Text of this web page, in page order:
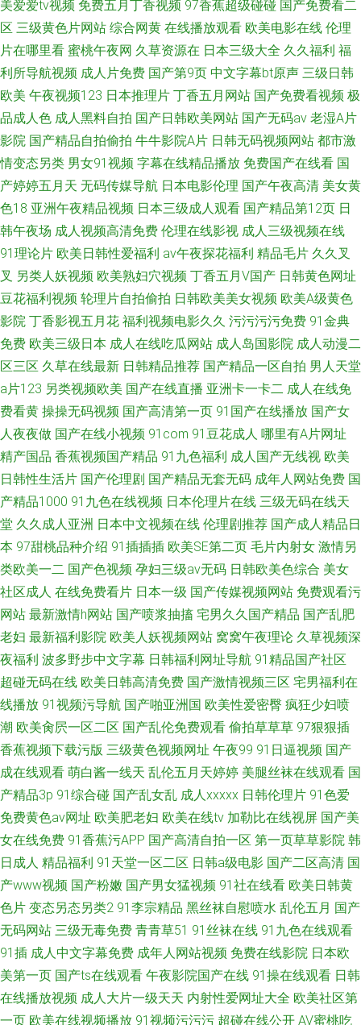
美爱爱tv视频 免费五月丁香视频 97香蕉超级碰碰 国产免费看二
区 三级黄色片网站 综合网黄 在线播放观看 欧美电影在线 伦理
片在哪里看 蜜桃午夜网 久草资源在 日本三级大全 久久福利 福
利所导航视频 成人片免费 国产第9页 中文字幕bt原声 三级日韩
欧美 午夜视频123 日本推理片 丁香五月网站 国产免费看视频 极
品成人色 成人黑料自拍 国产日韩欧美网站 国产无码av 老湿A片
影院 国产精品自拍偷拍 牛牛影院A片 日韩无码视频网站 都市激
情变态另类 男女91视频 字幕在线精品播放 免费国产在线看 国
产婷婷五月天 无码传媒导航 日本电影伦理 国产午夜高清 美女黄
色18 亚洲午夜精品视频 日本三级成人观看 国产精品第12页 日
韩午夜场 成人视频高清免费 伦理在线影视 成人三级视频在线
91理论片 欧美日韩性爱福利 av午夜探花福利 精品毛片 久久叉
叉 另类人妖视频 欧美熟妇穴视频 丁香五月V国产 日韩黄色网址
豆花福利视频 轮理片自拍偷拍 日韩欧美美女视频 欧美A级黄色
影院 丁香影视五月花 福利视频电影久久 污污污污免费 91金典
免费 欧美三级日本 成人在线吃瓜网站 成人岛国影院 成人动漫二
区三区 久草在线最新 日韩精品推荐 国产精品一区自拍 男人天堂
a片123 另类视频欧美 国产在线直播 亚洲卡一卡二 成人在线免
费看黄 操操无码视频 国产高清第一页 91国产在线播放 国产女
人夜夜做 国产在线小视频 91com 91豆花成人 哪里有A片网址
精产国品 香蕉视频国产精品 91九色福利 成人国产无线视 欧美
日韩性生活片 国产伦理剧 国产精品无套无码 成年人网站免费 国
产精品1000 91九色在线视频 日本伦理片在线 三级无码在线天
堂 久久成人亚洲 日本中文视频在线 伦理剧推荐 国产成人精品日
本 97甜桃品种介绍 91插插插 欧美SE第二页 毛片内射女 激情另
类欧美一二 国产色视频 孕妇三级av无码 日韩欧美色综合 美女
社区成人 在线免费看片 日本一级 国产传媒视频网站 免费观看污
网站 最新激情h网站 国产喷浆抽搐 宅男久久国产精品 国产乱肥
老妇 最新福利影院 欧美人妖视频网站 窝窝午夜理论 久草视频深
夜福利 波多野步中文字幕 日韩福利网址导航 91精品国产社区
超碰无码在线 欧美日韩高清免费 国产激情视频三区 宅男福利在
线播放 91视频污导航 国产啪亚洲国 欧美性爱密臀 疯狂少妇喷
潮 欧美肏屄一区二区 国产乱伦免费观看 偷拍草草草 97狠狠插
香蕉视频下载污版 三级黄色视频网址 午夜99 91日逼视频 国产
成在线观看 萌白酱一线天 乱伦五月天婷婷 美腿丝袜在线观看 国
产精品3p 91综合碰 国产乱女乱 成人xxxxx 日韩伦理片 91色爱
免费黄色av网址 欧美肥老妇 欧美在线tv 加勒比在线视屏 国产美
女在线免费 91香蕉污APP 国产高清自拍一区 第一页草草影院 韩
日成人 精品福利 91天堂一区二区 日韩a级电影 国产二区高清 国
产www视频 国产粉嫩 国产男女猛视频 91社在线看 欧美日韩黄
色片 变态另态另类2 91李宗精品 黑丝袜自慰喷水 乱伦五月 国产
无码网站 三级无毒免费 青青草51 91丝袜在线 91九色在线观看
91插 成人中文字幕免费 成年人网站视频 免费在线影院 日本欧
美第一页 国产ts在线观看 午夜影院国产在线 91操在线观看 日韩
在线播放视频 成人大片一级天天 内射性爱网址大全 欧美社区第
一页 欧美在线视频播放 91视频污污污 超碰在线公开 AV蜜桃吃